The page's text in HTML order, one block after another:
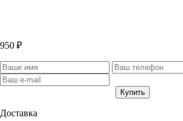
950 ₽
Доставка